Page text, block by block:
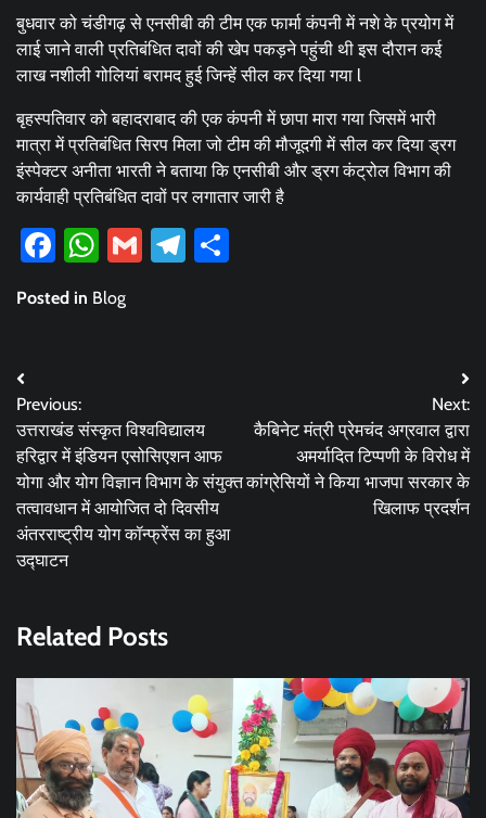
बुधवार को चंडीगढ़ से एनसीबी की टीम एक फार्मा कंपनी में नशे के प्रयोग में
लाई जाने वाली प्रतिबंधित दावों की खेप पकड़ने पहुंची थी इस दौरान कई
लाख नशीली गोलियां बरामद हुई जिन्हें सील कर दिया गया l
बृहस्पतिवार को बहादराबाद की एक कंपनी में छापा मारा गया जिसमें भारी
मात्रा में प्रतिबंधित सिरप मिला जो टीम की मौजूदगी में सील कर दिया ड्रग
इंस्पेक्टर अनीता भारती ने बताया कि एनसीबी और ड्रग कंट्रोल विभाग की
कार्यवाही प्रतिबंधित दावों पर लगातार जारी है
Facebook
WhatsApp
GmailTelegram
Posted in Blog
Post
navigation
Previous:
उत्तराखंड संस्कृत विश्वविद्यालय
हरिद्वार में इंडियन एसोसिएशन आफ
योगा और योग विज्ञान विभाग के संयुक्त
तत्वावधान में आयोजित दो दिवसीय
अंतरराष्ट्रीय योग कॉन्फ्रेंस का हुआ
उद्घाटन
Next:
कैबिनेट मंत्री प्रेमचंद अग्रवाल द्वारा
अमर्यादित टिप्पणी के विरोध में
कांग्रेसियों ने किया भाजपा सरकार के
खिलाफ प्रदर्शन
Related Posts